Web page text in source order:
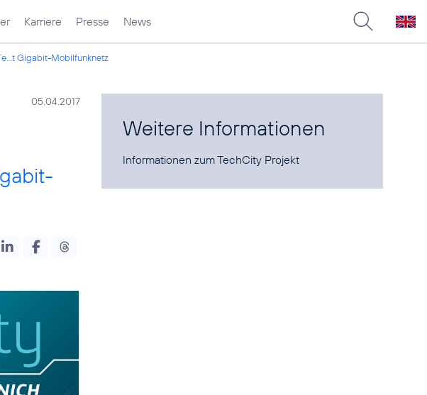
Karriere Presse News
Gigabit-Mobilfunknetz
05.04.2017
Weitere Informationen
Informationen zumTechCity Projekt